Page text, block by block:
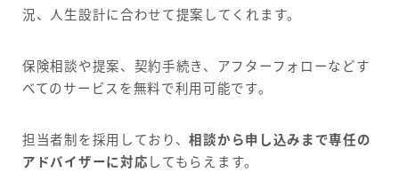
況、人生設計に合わせて提案してくれます。
保険相談や提案、契約手続き、アフターフォローなどす
べてのサービスを無料で利用可能です。
担当者制を採用しており、相談から申し込みまで専任の
アドバイザーに対応 してもらえます。